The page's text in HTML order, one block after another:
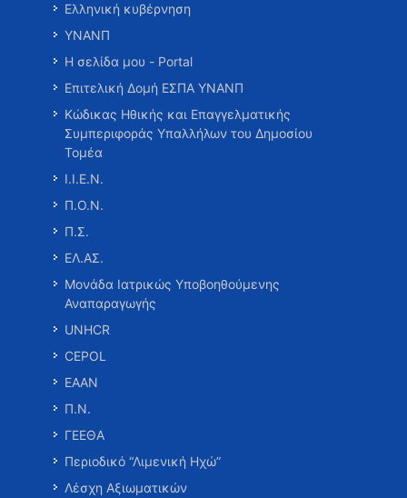
Ελληνική κυβέρνηση
ΥΝΑΝΠ
Η σελίδα μου - Portal
Επιτελική Δομή ΕΣΠΑ ΥΝΑΝΠ
Κώδικας Ηθικής και Επαγγελματικής
Συμπεριφοράς Υπαλλήλων του Δημοσίου
Τομέα
Ι.Ι.Ε.Ν.
Π.Ο.Ν.
Π.Σ.
ΕΛ.ΑΣ.
Μονάδα Ιατρικώς Υποβοηθούμενης
Αναπαραγωγής
UNHCR
CEPOL
ΕΑΑΝ
Π.Ν.
ΓΕΕΘΑ
Περιοδικό “Λιμενική Ηχώ”
Λέσχη Αξιωματικών